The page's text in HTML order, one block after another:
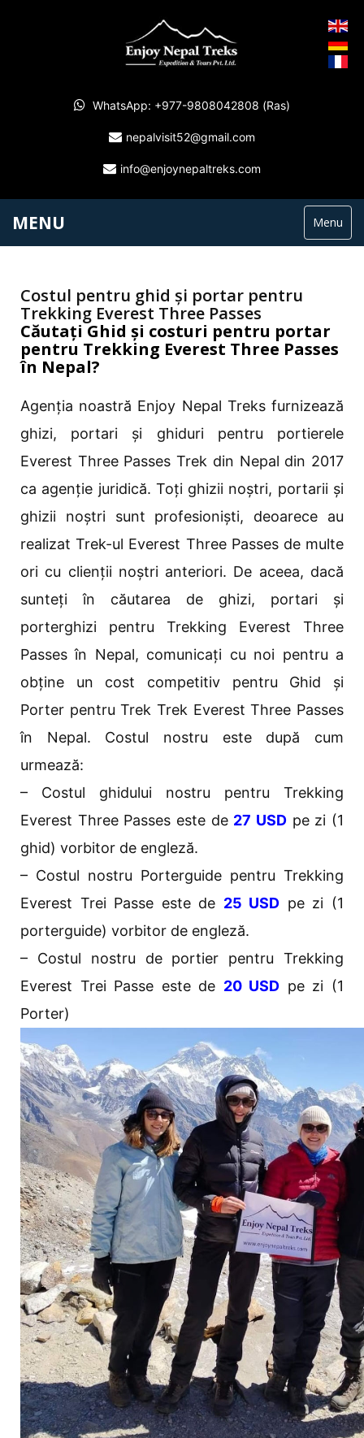
WhatsApp: +977-9808042808 (Ras)
nepalvisit52@gmail.com
info@enjoynepaltreks.com
MENU Menu
Costul pentru ghid și portar pentru
Trekking Everest Three Passes
Căutați Ghid și costuri pentru portar
pentru Trekking Everest Three Passes
în Nepal?
Agenția noastră Enjoy Nepal Treks furnizează
ghizi, portari și ghiduri pentru portierele
Everest Three Passes Trek din Nepal din 2017
ca agenție juridică. Toți ghizii noștri, portarii și
ghizii noștri sunt profesioniști, deoarece au
realizat Trek-ul Everest Three Passes de multe
ori cu clienții noștri anteriori. De aceea, dacă
sunteți în căutarea de ghizi, portari și
porterghizi pentru Trekking Everest Three
Passes în Nepal, comunicați cu noi pentru a
obține un cost competitiv pentru Ghid și
Porter pentru Trek Trek Everest Three Passes
în Nepal. Costul nostru este după cum
urmează:
– Costul ghidului nostru pentru Trekking
Everest Three Passes este de 27 USD pe zi (1
ghid) vorbitor de engleză.
– Costul nostru Porterguide pentru Trekking
Everest Trei Passe este de 25 USD pe zi (1
porterguide) vorbitor de engleză.
– Costul nostru de portier pentru Trekking
Everest Trei Passe este de 20 USD pe zi (1
Porter)